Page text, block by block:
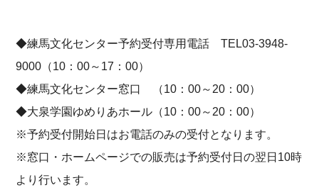
◆練馬文化センター予約受付専用電話 TEL03-3948-
9000（10：00～17：00）
◆練馬文化センター窓口 （10：00～20：00）
◆大泉学園ゆめりあホール（10：00～20：00）
※予約受付開始日はお電話のみの受付となります。
※窓口・ホームページでの販売は予約受付日の翌日10時
より行います。